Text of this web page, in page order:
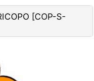
[COP-S-